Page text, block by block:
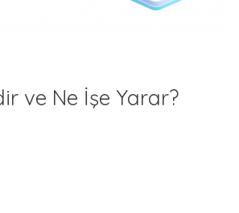
ve Ne İşe Yarar?